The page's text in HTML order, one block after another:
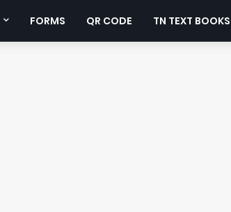
FORMS QR CODE TN TEXT BOOKS